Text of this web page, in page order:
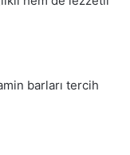
barları tercih